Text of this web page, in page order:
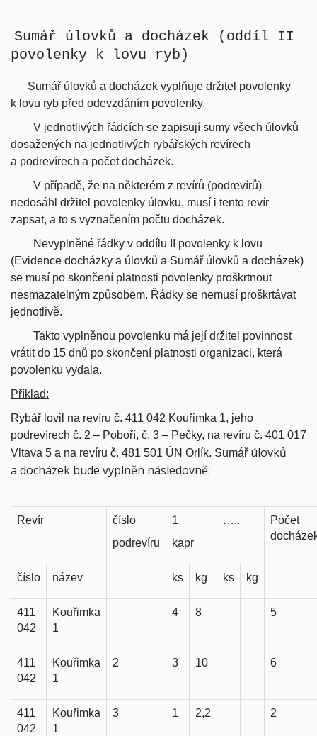
Sumář úlovků a docházek (oddíl II
povolenky k lovu ryb)
Sumář úlovků a docházek vyplňuje držitel povolenky
k lovu ryb před odevzdáním povolenky.
V jednotlivých řádcích se zapisují sumy všech úlovků
dosažených na jednotlivých rybářských revírech
a podrevírech a počet docházek.
V případě, že na některém z revírů (podrevírů)
nedosáhl držitel povolenky úlovku, musí i tento revír
zapsat, a to s vyznačením počtu docházek.
Nevyplněné řádky v oddílu II povolenky k lovu
(Evidence docházky a úlovků a Sumář úlovků a docházek)
se musí po skončení platnosti povolenky proškrtnout
nesmazatelným způsobem. Řádky se nemusí proškrtávat
jednotlivě.
Takto vyplněnou povolenku má její držitel povinnost
vrátit do 15 dnů po skončení platnosti organizaci, která
povolenku vydala.
Příklad:
Rybář lovil na revíru č. 411 042 Kouřimka 1, jeho
podrevírech č. 2 – Poboří, č. 3 – Pečky, na revíru č. 401 017
Vltava 5 a na revíru č. 481 501 ÚN Orlík. Sumář úlovků
a docházek bude vyplněn následovně:
Revír
číslo
podrevíru
1
kapr
…..
Počet
číslo název ks kg ks kg
411
042
Kouřimka
1
4 8 5
411
042
Kouřimka
1
2 3 10 6
411
042
Kouřimka
1
3 1 2,2 2